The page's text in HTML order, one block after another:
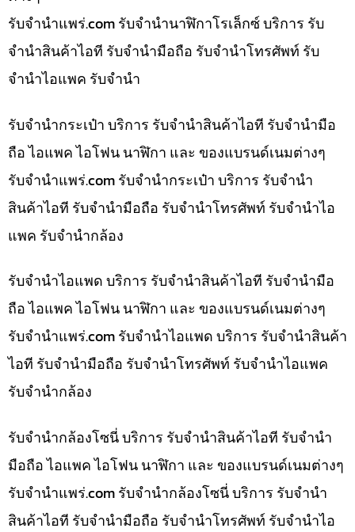
รับจํานําแพร่.com รับจำนำนาฬิกาโรเล็กซ์ บริการ รับ
จำนำสินค้าไอที รับจำนำมือถือ รับจำนำโทรศัพท์ รับ
จำนำไอแพค รับจำนำ
รับจำนำกระเป๋า บริการ รับจำนำสินค้าไอที รับจำนำมือ
ถือ ไอแพค ไอโฟน นาฬิกา และ ของแบรนด์เนมต่างๆ
รับจํานําแพร่.com รับจำนำกระเป๋า บริการ รับจำนำ
สินค้าไอที รับจำนำมือถือ รับจำนำโทรศัพท์ รับจำนำไอ
แพค รับจำนำกล้อง
รับจำนำไอแพด บริการ รับจำนำสินค้าไอที รับจำนำมือ
ถือ ไอแพค ไอโฟน นาฬิกา และ ของแบรนด์เนมต่างๆ
รับจํานําแพร่.com รับจำนำไอแพด บริการ รับจำนำสินค้า
ไอที รับจำนำมือถือ รับจำนำโทรศัพท์ รับจำนำไอแพค
รับจำนำกล้อง
รับจำนำกล้องโซนี่ บริการ รับจำนำสินค้าไอที รับจำนำ
มือถือ ไอแพค ไอโฟน นาฬิกา และ ของแบรนด์เนมต่างๆ
รับจํานําแพร่.com รับจำนำกล้องโซนี่ บริการ รับจำนำ
สินค้าไอที รับจำนำมือถือ รับจำนำโทรศัพท์ รับจำนำไอ